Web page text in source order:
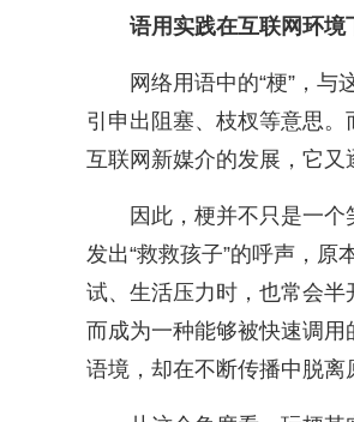
语用实践在互联网环
网络用语中的“梗”，
引申出阻塞、枝杈等意思。
互联网新媒介的发展，它又
因此，梗并不只是一
发出“救救孩子”的呼声，
试、生活压力时，也常会半
而成为一种能够被快速调用
语境，却在不断传播中脱离